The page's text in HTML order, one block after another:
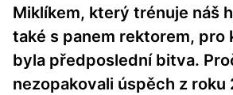
Miklíkem, který trénuje náš
také s panem rektorem, pro
byla předposlední bitva.
nezopakovali úspěch z roku